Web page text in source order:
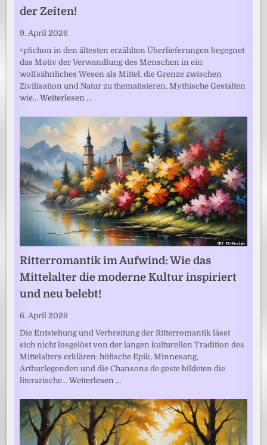
der Zeiten!
9. April 2026
<pSchon in den ältesten erzählten Überlieferungen begegnet
das Motiv der Verwandlung des Menschen in ein
wolfsähnliches Wesen als Mittel, die Grenze zwischen
Zivilisation und Natur zu thematisieren. Mythische Gestalten
wie…Weiterlesen …
Ritterromantik im Aufwind: Wie das
Mittelalter die moderne Kultur inspiriert
und neu belebt!
6. April 2026
Die Entstehung und Verbreitung der Ritterromantik lässt
sich nicht losgelöst von der langen kulturellen Tradition des
Mittelalters erklären: höfische Epik, Minnesang,
Arthurlegenden und die Chansons de geste bildeten die
literarische…Weiterlesen …